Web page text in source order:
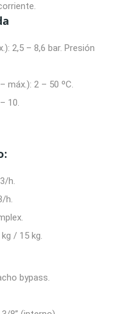
2,5 – 8,6 bar. Presión
máx.): 2 – 50 ºC.
10.
h.
h.
kg / 15 kg.
bypass.